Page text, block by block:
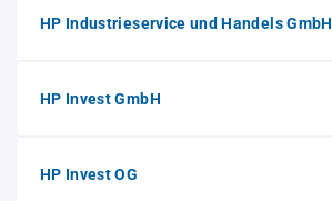
HP Industrieservice und Handels GmbH
HP Invest GmbH
HP Invest OG